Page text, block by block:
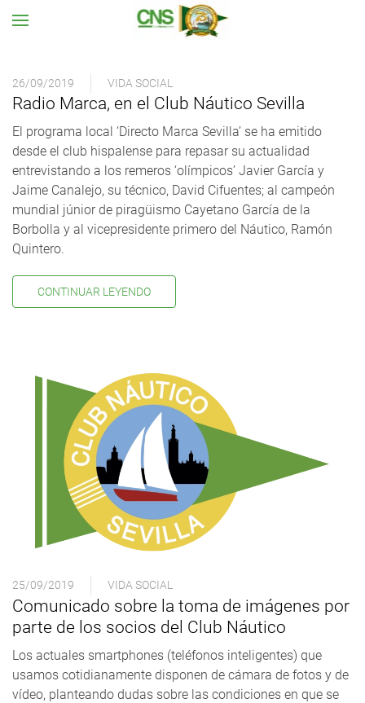
26/09/2019 VIDA SOCIAL
Radio Marca, en el Club Náutico Sevilla
El programa local ‘Directo Marca Sevilla’ se ha emitido
desde el club hispalense para repasar su actualidad
entrevistando a los remeros ‘olímpicos’ Javier García y
Jaime Canalejo, su técnico, David Cifuentes; al campeón
mundial júnior de piragüismo Cayetano García de la
Borbolla y al vicepresidente primero del Náutico, Ramón
Quintero.
CONTINUAR LEYENDO
25/09/2019 VIDA SOCIAL
Comunicado sobre la toma de imágenes por
parte de los socios del Club Náutico
Los actuales smartphones (teléfonos inteligentes) que
usamos cotidianamente disponen de cámara de fotos y de
vídeo, planteando dudas sobre las condiciones en que se